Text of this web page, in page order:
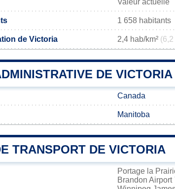
Valeur actuelle
1 658 habitants
de Victoria 2,4 hab/km²
DE VICTORIA
Canada
Manitoba
TRANSPORT DE VICTORIA
Portage la
Brandon Airport